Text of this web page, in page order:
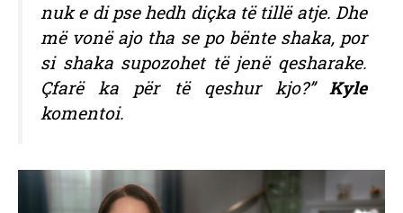
nuk e di pse hedh diçka të tillë atje. Dhe
më vonë ajo tha se po bënte shaka, por
si shaka supozohet të jenë qesharake.
Çfarë ka për të qeshur kjo?” Kyle
komentoi.